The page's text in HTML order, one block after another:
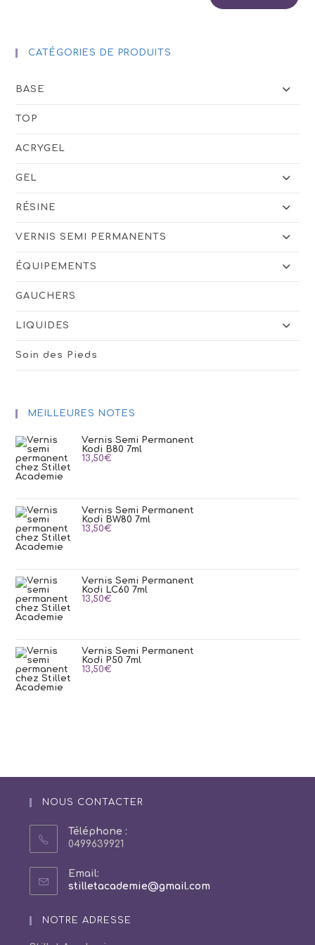
CATÉGORIES DE PRODUITS
BASE
TOP
ACRYGEL
GEL
RÉSINE
VERNIS SEMI PERMANENTS
ÉQUIPEMENTS
GAUCHERS
LIQUIDES
Soin des Pieds
MEILLEURES NOTES
Vernis Semi Permanent
Kodi B80 7ml
13,50€
Vernis Semi Permanent
Kodi BW80 7ml
13,50€
Vernis Semi Permanent
Kodi LC60 7ml
13,50€
Vernis Semi Permanent
Kodi P50 7ml
13,50€
NOUS CONTACTER
Téléphone :
0499639921
Email:
stilletacademie@gmail.comS’ouvre
NOTRE ADRESSE